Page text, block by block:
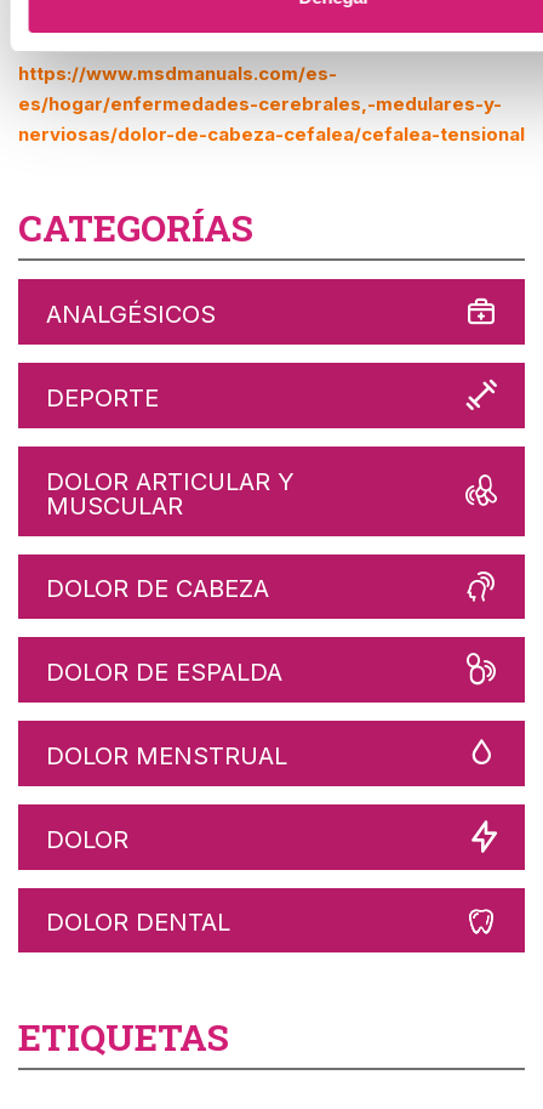
https://medlineplus.gov/spanish/ency/
https://www.msdmanuals.com/es-
es/hogar/enfermedades-cerebrales,-medulares-y-
nerviosas/dolor-de-cabeza-cefalea/cefalea-tensional
CATEGORÍAS
ANALGÉSICOS
DEPORTE
DOLOR ARTICULAR Y
MUSCULAR
DOLOR DE CABEZA
DOLOR DE ESPALDA
DOLOR MENSTRUAL
DOLOR
DOLOR DENTAL
ETIQUETAS